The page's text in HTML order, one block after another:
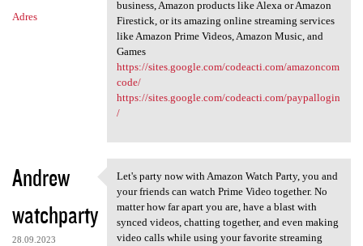
n
Adres
business, Amazon products like Alexa or Amazon
Firestick, or its amazing online streaming services
like Amazon Prime Videos, Amazon Music, and
Games
https://sites.google.com/codeacti.com/amazoncom
code/
https://sites.google.com/codeacti.com/paypallogin
/
Andrew
watchparty
28.09.2023
Let's party now with Amazon
Let's party now with Amazon Watch Party, you and
your friends can watch Prime Video together. No
matter how far apart you are, have a blast with
synced videos, chatting together, and even making
video calls while using your favorite streaming